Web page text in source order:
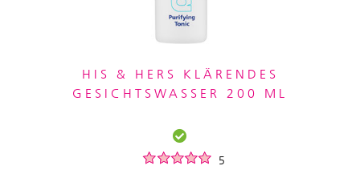
HIS & HERS KLÄRENDES
GESICHTSWASSER 200 ML
5